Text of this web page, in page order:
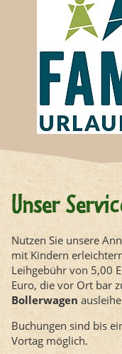
Unser
Nutzen Sie unsere
mit Kindern
Leihgebühr von 5,00
Euro, die vor Ort bar
Bollerwagen
Buchungen sind bis
Vortag möglich.